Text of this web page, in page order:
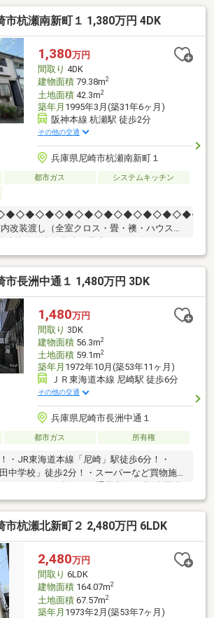
市杭瀬南新町１ 1,380万円 4DK
1,380万円
間取り 4DK
建物面積79.38m2
土地面積42.3m2
築年月 1995年3月(築31年6ヶ月)
阪神本線 杭瀬駅 徒歩2分
その他の交通
兵庫県尼崎市杭瀬南新町１
都市ガス
システムキッチン
改装渡し（全室クロス・畳・襖・ハウスク
瀬」駅徒歩2分阪神本線「大物」駅徒歩17
」駅徒歩17分■周辺施設イズミヤ杭瀬店ま
ローソンＨＢ阪神杭瀬店まで約170ｍ（徒
ン尼崎杭瀬本町東店まで約520ｍ（徒歩7
杭瀬店まで約250ｍ（徒歩4分）尼崎杭瀬郵
6分）
市長洲中通１ 1,480万円 3DK
1,480万円
間取り 3DK
建物面積56.3m2
土地面積59.1m2
築年月 1972年10月(築53年11ヶ月)
ＪＲ東海道本線 尼崎駅 徒歩6分
その他の交通
兵庫県尼崎市長洲中通１
都市ガス 所有権
・JR東海道本線「尼崎」駅徒歩6分！・
中学校」徒歩2分！・スーパーなど買物施設
【弊社の特徴について】■お車でのご来場
完備しておりますのでご利用ください。■
いますので、小さなお子様がいらっしゃる
場ください！
市杭瀬北新町２ 2,480万円 6LDK
2,480万円
間取り 6LDK
建物面積164.07m2
土地面積67.57m2
築年月 1973年2月(築53年7ヶ月)